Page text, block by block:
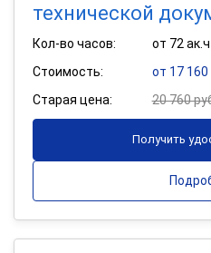
технической
Кол-во часов:
от 72 ак.ч
Стоимость:
от 17 160
Старая цена:
20 760
Получить